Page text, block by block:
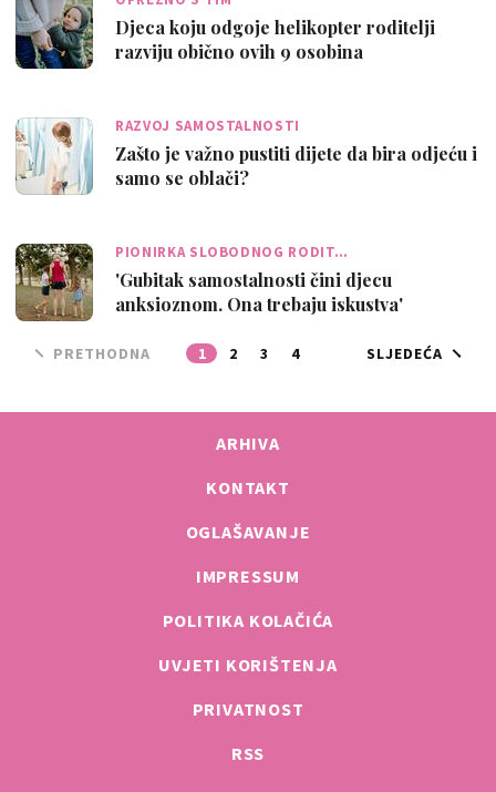
Djeca koju odgoje helikopter roditelji
razviju obično ovih 9 osobina
RAZVOJ SAMOSTALNOSTI
Zašto je važno pustiti dijete da bira odjeću i
samo se oblači?
PIONIRKA SLOBODNOG RODIT…
'Gubitak samostalnosti čini djecu
anksioznom. Ona trebaju iskustva'
PRETHODNA 1 2 3 4 SLJEDEĆA
ARHIVA
KONTAKT
OGLAŠAVANJE
IMPRESSUM
POLITIKA KOLAČIĆA
UVJETI KORIŠTENJA
PRIVATNOST
RSS